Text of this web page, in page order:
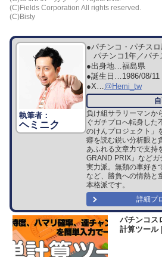
(C)Fields Corporation All rights reserved.
(C)Bisty
ヘミニク
●パチンコ・パチス
パチンコ1年／パチ
●出身地…福島県
●誕生日…1986/08/11
●X…@Hemi_tw
負け組サラリーマンか
ぐガチプロへ転身した
のけんプロジェクト」
癖を読む鋭い分析眼と
あふれる文章力で支持
GRAND PRIX』など
実力派。無類の車好き
など、勝負への情熱と
本格派です。
詳細プ
パチンコス
計算ツール